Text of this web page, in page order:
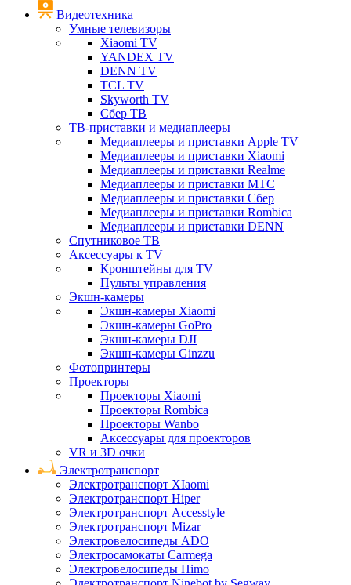
Видеотехника
Умные телевизоры
Xiaomi TV
YANDEX TV
DENN TV
TCL TV
Skyworth TV
Сбер ТВ
ТВ-приставки и медиаплееры
Медиаплееры и приставки Apple TV
Медиаплееры и приставки Xiaomi
Медиаплееры и приставки Realme
Медиаплееры и приставки МТС
Медиаплееры и приставки Сбер
Медиаплееры и приставки Rombica
Медиаплееры и приставки DENN
Спутниковое ТВ
Аксессуары к TV
Кронштейны для TV
Пульты управления
Экшн-камеры
Экшн-камеры Xiaomi
Экшн-камеры GoPro
Экшн-камеры DJI
Экшн-камеры Ginzzu
Фотопринтеры
Проекторы
Проекторы Xiaomi
Проекторы Rombica
Проекторы Wanbo
Аксессуары для проекторов
VR и 3D очки
Электротранспорт
Электротранспорт XIaomi
Электротранспорт Hiper
Электротранспорт Accesstyle
Электротранспорт Mizar
Электровелосипеды ADO
Электросамокаты Carmega
Электровелосипеды Himo